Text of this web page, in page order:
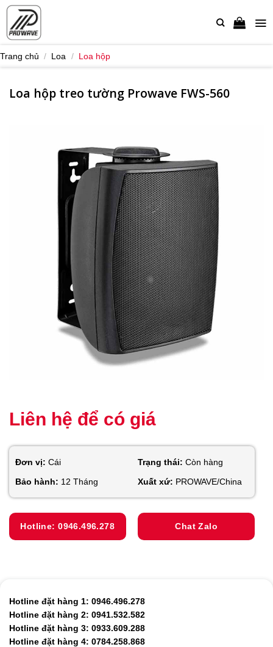
Bỏ
nội
Trang chủ / Loa / Loa hộp
Loa hộp treo tường Prowave FWS-560
Liên hệ để có giá
Đơn vị: Cái Trạng thái: Còn hàng
Bảo hành: 12 Tháng Xuất xứ: PROWAVE/China
Hotline: 0946.496.278 Chat Zalo
Hotline đặt hàng 1: 0946.496.278
Hotline đặt hàng 2: 0941.532.582
Hotline đặt hàng 3: 0933.609.288
Hotline đặt hàng 4: 0784.258.868